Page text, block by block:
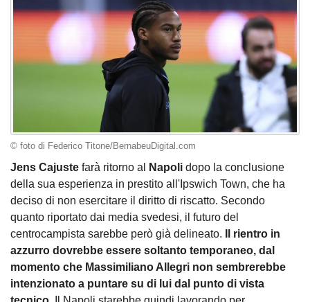
© foto di Federico Titone/BernabeuDigital.com
Jens Cajuste farà ritorno al Napoli dopo la conclusione
della sua esperienza in prestito all'Ipswich Town, che ha
deciso di non esercitare il diritto di riscatto. Secondo
quanto riportato dai media svedesi, il futuro del
centrocampista sarebbe però già delineato. Il rientro in
azzurro dovrebbe essere soltanto temporaneo, dal
momento che Massimiliano Allegri non sembrerebbe
intenzionato a puntare su di lui dal punto di vista